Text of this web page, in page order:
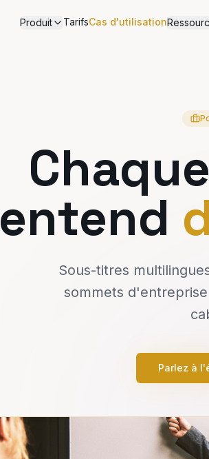
Produit TarifsCas d'utilisation
entend
Sous-titres
sommets
Parlez à